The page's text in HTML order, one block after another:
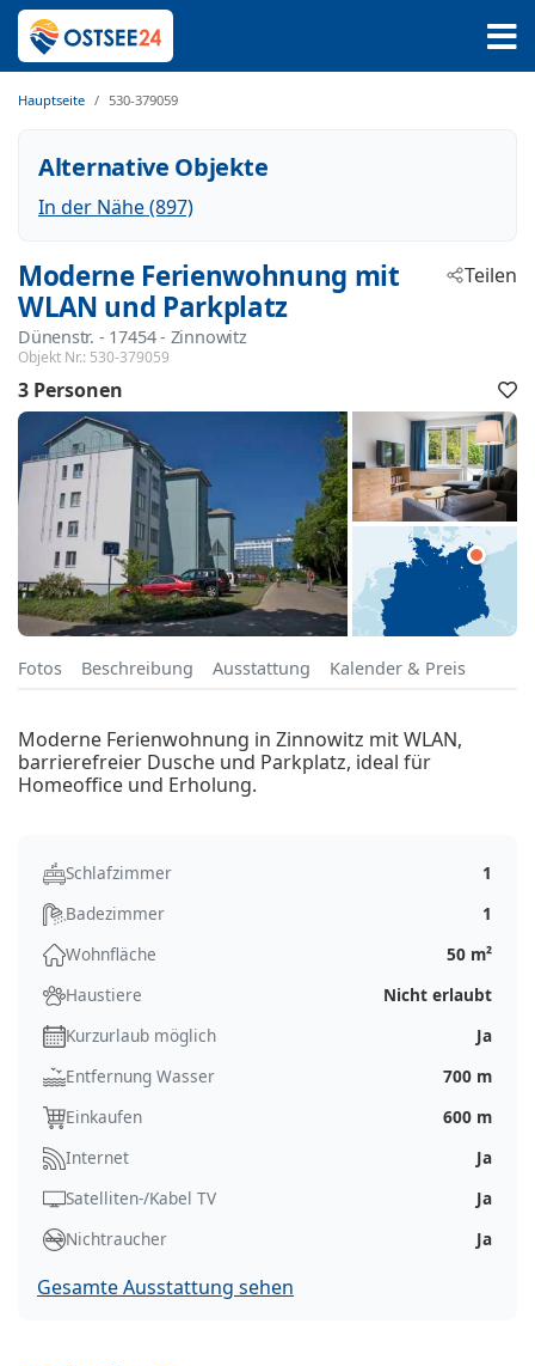
Hauptseite 530-379059
Alternative Objekte
In der Nähe (897)
Moderne Ferienwohnung mit
WLAN und Parkplatz
Dünenstr. - 17454 - Zinnowitz
Objekt Nr.: 530-379059
Teilen
3 Personen
Fotos Beschreibung Ausstattung Kalender & Preis
Moderne Ferienwohnung in Zinnowitz mit WLAN,
barrierefreier Dusche und Parkplatz, ideal für
Homeoffice und Erholung.
Schlafzimmer
1
Badezimmer
1
Wohnfläche
50 m²
Haustiere
Nicht erlaubt
Kurzurlaub möglich
Ja
Entfernung Wasser
700 m
Einkaufen
600 m
Internet
Ja
Satelliten-/Kabel TV
Ja
Nichtraucher
Ja
Gesamte Ausstattung sehen